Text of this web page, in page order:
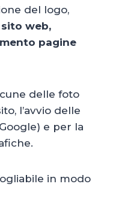
del logo,
web,
pagine
delle foto
l’avvio delle
e per la
in modo